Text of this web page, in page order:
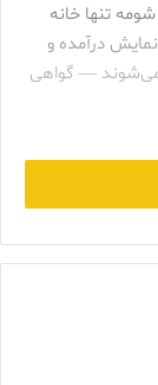
تنها خانه
درآمده و
می‌شوند — گواهی
که ناپلئون به ماری‌اتین
برای